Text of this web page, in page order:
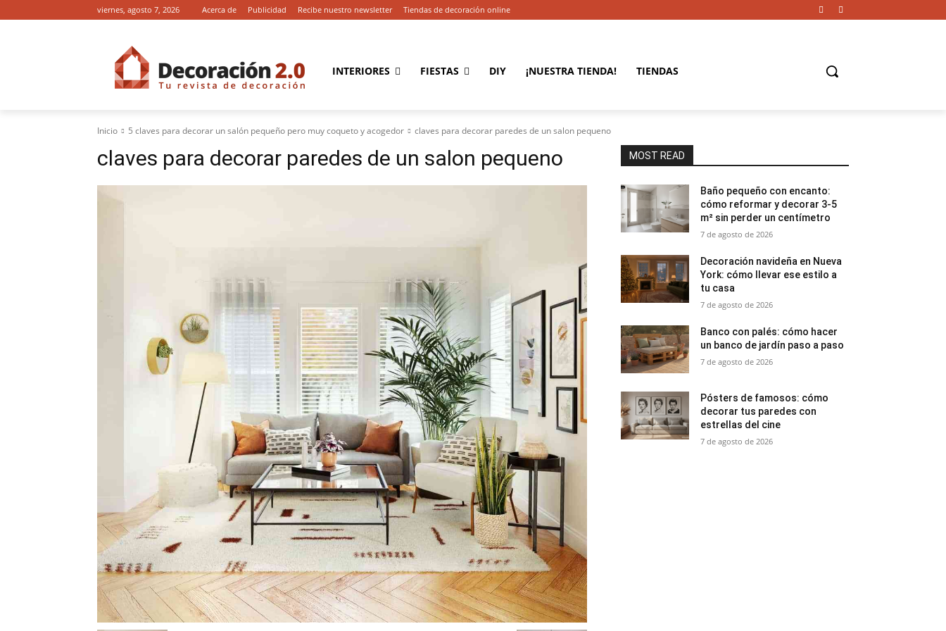
viernes, agosto 7, 2026 Acerca de Publicidad Recibe nuestro newsletter Tiendas de decoración online
INTERIORES FIESTAS DIY ¡NUESTRA TIENDA! TIENDAS
Inicio 5 claves para decorar un salón pequeño pero muy coqueto y acogedor claves para decorar paredes de un salon pequeno
claves para decorar paredes de un salon pequeno MOST READ
Baño pequeño con encanto:
cómo reformar y decorar 3-5
m² sin perder un centímetro
7 de agosto de 2026
Decoración navideña en Nueva
York: cómo llevar ese estilo a
tu casa
7 de agosto de 2026
Banco con palés: cómo hacer
un banco de jardín paso a paso
7 de agosto de 2026
Pósters de famosos: cómo
decorar tus paredes con
estrellas del cine
7 de agosto de 2026